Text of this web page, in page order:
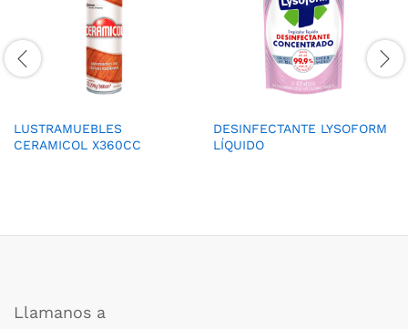
LUSTRAMUEBLES
CERAMICOL X360CC
DESINFECTANTE LYSOFORM
LÍQUIDO
Llamanos a